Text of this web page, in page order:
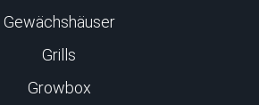
Gewächshäuser
Grills
Growbox